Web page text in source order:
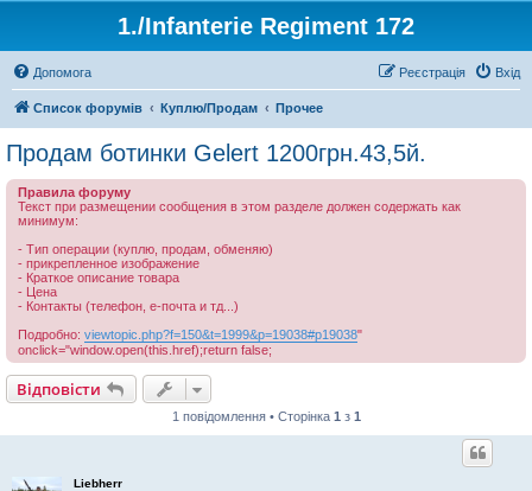
1./Infanterie Regiment 172
Допомога Вхід
Реєстрація
Список форумів Куплю/Продам Прочее
Продам ботинки Gelert 1200грн.43,5й.
Правила форуму
Текст при размещении сообщения в этом разделе должен содержать как
минимум:
- Тип операции (куплю, продам, обменяю)
- прикрепленное изображение
- Краткое описание товара
- Цена
- Контакты (телефон, е-почта и тд...)
Подробно: viewtopic.php?f=150&t=1999&p=19038#p19038"
onclick="window.open(this.href);return false;
Відповісти
1 повідомлення • Сторінка 1 з 1
Liebherr